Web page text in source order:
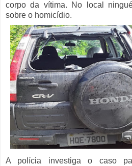
corpo da vítima. No local
sobre o homicídio.
A polícia investiga o caso